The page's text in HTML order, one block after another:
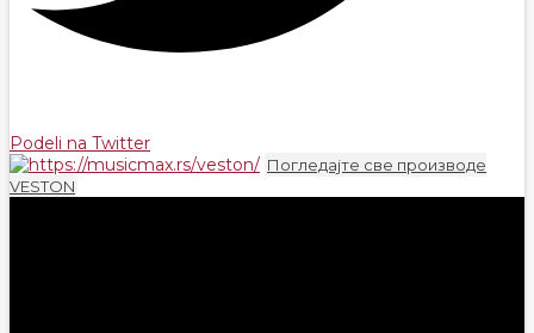
Podeli na Twitter
Погледајте све производе
VESTON